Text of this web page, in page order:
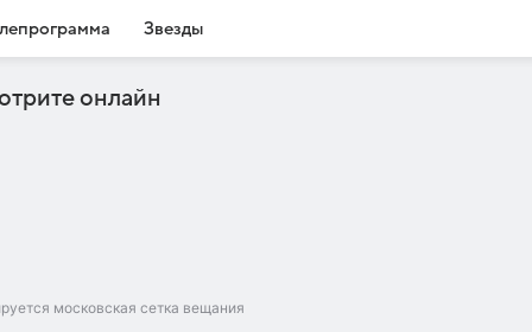
Звезды
онлайн
московская сетка вещания